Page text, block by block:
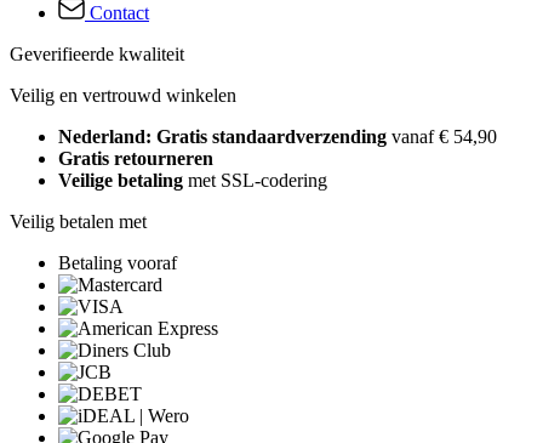
Contact
Geverifieerde kwaliteit
Veilig en vertrouwd winkelen
Nederland: Gratis standaardverzending vanaf € 54,90
Gratis retourneren
Veilige betaling met SSL-codering
Veilig betalen met
Betaling vooraf